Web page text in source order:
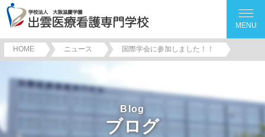
MENU
HOME ニュース 国際学会に参加しました！！
Blog
ブログ